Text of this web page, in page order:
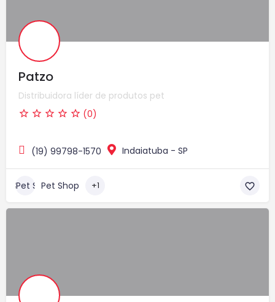
Patzo
Distribuidora líder de produtos pet
(0)
(19) 99798-1570 Indaiatuba - SP
Pet Shop +1